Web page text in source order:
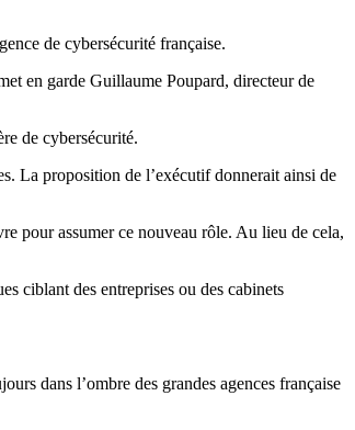
de cybersécurité française.
en garde Guillaume Poupard, directeur de
de cybersécurité.
La proposition de l’exécutif donnerait ainsi de
pour assumer ce nouveau rôle. Au lieu de cela,
ciblant des entreprises ou des cabinets
dans l’ombre des grandes agences française